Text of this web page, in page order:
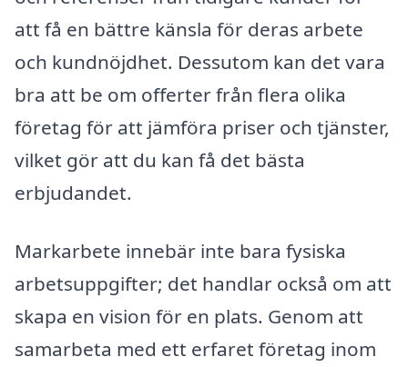
att få en bättre känsla för deras arbete
och kundnöjdhet. Dessutom kan det vara
bra att be om offerter från flera olika
företag för att jämföra priser och tjänster,
vilket gör att du kan få det bästa
erbjudandet.
Markarbete innebär inte bara fysiska
arbetsuppgifter; det handlar också om att
skapa en vision för en plats. Genom att
samarbeta med ett erfaret företag inom